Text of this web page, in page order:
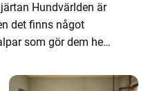
Hundvärlden är
det finns något
som gör dem helt
över hela ...